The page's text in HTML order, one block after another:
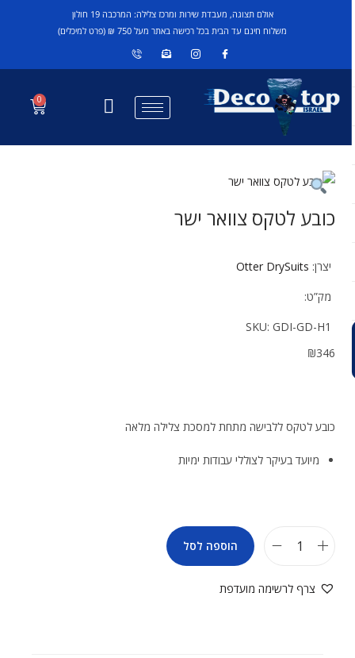
אולם תצוגה, מעבדת שירות ומרכז צלילה: המרכבה 19 חולון
משלוח חינם עד הבית בכל רכישה באתר מעל 750 ₪ (פרט למיכלים)
0
כובע לטקס צוואר ישר
יצרן: Otter DrySuits
מק”ט:
SKU: GDI-GD-H1
₪346
כובע לטקס ללבישה מתחת למסכת צלילה מלאה
מיועד בעיקר לצוללי עבודות ימיות
הוספה לסל
צרף לרשימה מועדפת